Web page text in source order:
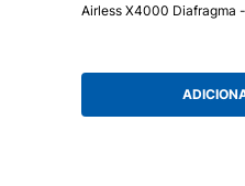
Airless X4000 Diafragma